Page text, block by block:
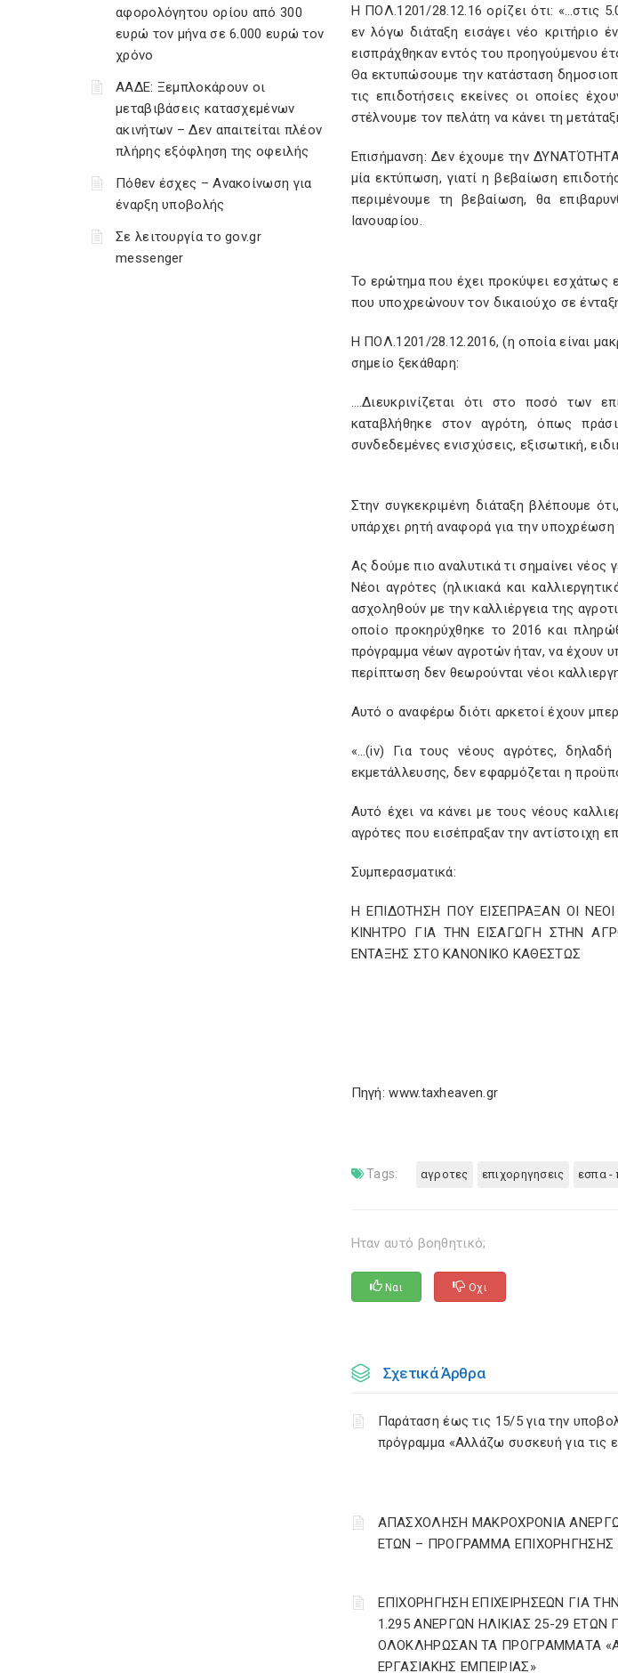
αφορολόγητου ορίου από 300
ευρώ τον μήνα σε 6.000 ευρώ τον
χρόνο
ΑΑΔΕ: Ξεμπλοκάρουν οι
μεταβιβάσεις κατασχεμένων
ακινήτων – Δεν απαιτείται πλέον
πλήρης εξόφληση της οφειλής
Πόθεν έσχες – Ανακοίνωση για
έναρξη υποβολής
Σε λειτουργία το gov.gr
messenger
Η ΠΟΛ.1201/28.12.16 ορίζει ότι: «…στις
εν λόγω διάταξη εισάγει νέο κριτήριο
εισπράχθηκαν εντός του προηγούμενου
Θα εκτυπώσουμε την κατάσταση
τις επιδοτήσεις εκείνες οι οποίες
στέλνουμε τον πελάτη να κάνει τη
Επισήμανση: Δεν έχουμε την
μία εκτύπωση, γιατί η βεβαίωση
περιμένουμε τη βεβαίωση, θα
Ιανουαρίου.
Το ερώτημα που έχει προκύψει εσχάτως
που υποχρεώνουν τον δικαιούχο σε
Η ΠΟΛ.1201/28.12.2016, (η οποία είναι
σημείο ξεκάθαρη:
….Διευκρινίζεται ότι στο ποσό των
καταβλήθηκε στον αγρότη, όπως
συνδεδεμένες ενισχύσεις, εξισωτική,
Στην συγκεκριμένη διάταξη βλέπουμε
υπάρχει ρητή αναφορά για την
Ας δούμε πιο αναλυτικά τι σημαίνει νέος
Νέοι αγρότες (ηλικιακά και
ασχοληθούν με την καλλιέργεια της
οποίο προκηρύχθηκε το 2016 και
πρόγραμμα νέων αγροτών ήταν, να έχουν
περίπτωση δεν θεωρούνται νέοι
Αυτό ο αναφέρω διότι αρκετοί έχουν
«…(iv) Για τους νέους αγρότες,
εκμετάλλευσης, δεν εφαρμόζεται η
Αυτό έχει να κάνει με τους νέους
αγρότες που εισέπραξαν την αντίστοιχη
Συμπερασματικά:
Η ΕΠΙΔΟΤΗΣΗ ΠΟΥ ΕΙΣΕΠΡΑΞΑΝ ΟΙ
ΚΙΝΗΤΡΟ ΓΙΑ ΤΗΝ ΕΙΣΑΓΩΓΗ ΣΤΗΝ
ΕΝΤΑΞΗΣ ΣΤΟ ΚΑΝΟΝΙΚΟ ΚΑΘΕΣΤΩΣ
Πηγή: www.taxheaven.gr
Tags: αγροτες επιχορηγησεις εσπα -
Ηταν αυτό βοηθητικό;
Ναι Οχι
Σχετικά Άρθρα
Παράταση έως τις 15/5 για την
πρόγραμμα «Αλλάζω συσκευή για τις
ΑΠΑΣΧΟΛΗΣΗ ΜΑΚΡΟΧΡΟΝΙΑ
ΕΤΩΝ – ΠΡΟΓΡΑΜΜΑ ΕΠΙΧΟΡΗΓΗΣΗΣ
ΕΠΙΧΟΡΗΓΗΣΗ ΕΠΙΧΕΙΡΗΣΕΩΝ ΓΙΑ
1.295 ΑΝΕΡΓΩΝ ΗΛΙΚΙΑΣ 25-29 ΕΤΩΝ
ΟΛΟΚΛΗΡΩΣΑΝ ΤΑ ΠΡΟΓΡΑΜΜΑΤΑ
ΕΡΓΑΣΙΑΚΗΣ ΕΜΠΕΙΡΙΑΣ»